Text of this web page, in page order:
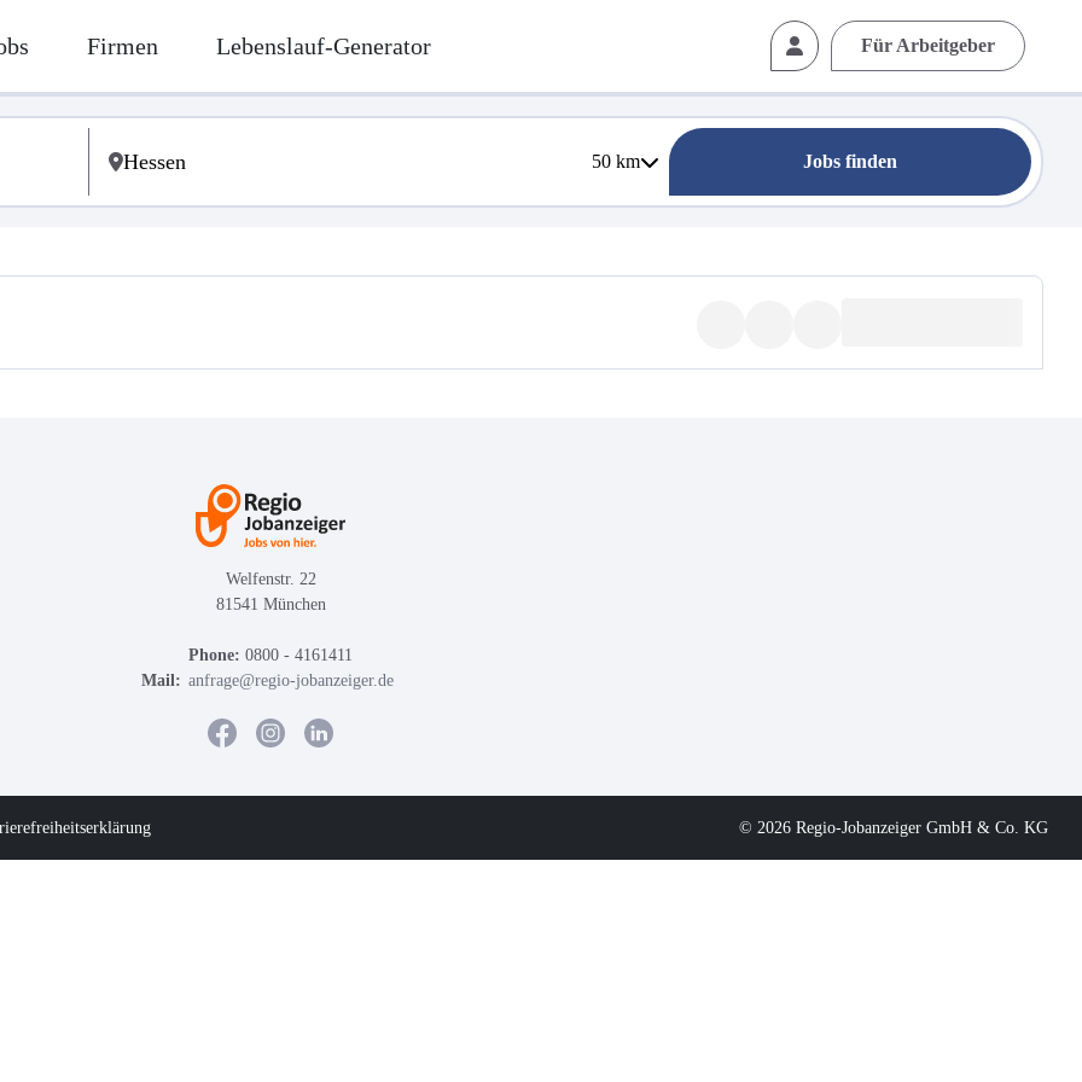
Firmen Lebenslauf-Generator Für Arbeitgeber
50km Jobs finden
Welfenstr. 22
81541 München
Phone: 0800 - 4161411
Mail: anfrage@regio-jobanzeiger.de
© 2026 Regio-Jobanzeiger GmbH & Co. KG